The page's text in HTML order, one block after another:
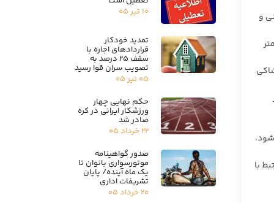
و
با
۱۰ تیر ۰۵
تمدید خودکار
قراردادهای اجاره با
سقف ۲۵ درصد به
تصویب سران قوا رسید
۰۵ تیر ۰۵
حکم نهایی چهار
ورزشکار ایرانی در کره
صادر شد
۲۲ خرداد ۰۵
صدور گواهینامه
موتورسواری بانوان تا
یک ماه آینده/ پایان
تشریفات اداری
۲۰ خرداد ۰۵